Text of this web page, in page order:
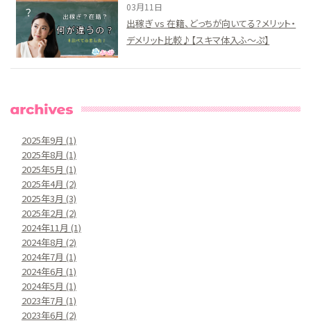
03月11日
出稼ぎ vs 在籍、どっちが向いてる？メリット・
デメリット比較♪【スキマ体入ふ～ぷ】
2025年9月 (1)
2025年8月 (1)
2025年5月 (1)
2025年4月 (2)
2025年3月 (3)
2025年2月 (2)
2024年11月 (1)
2024年8月 (2)
2024年7月 (1)
2024年6月 (1)
2024年5月 (1)
2023年7月 (1)
2023年6月 (2)